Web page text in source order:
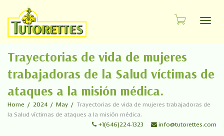
Trayectorias de vida de mujeres
trabajadoras de la Salud víctimas de
ataques a la misión médica.
Home 2024 May
Trayectorias de vida de mujeres trabajadoras de
la Salud víctimas de ataques a la misión médica.
+1(646)224-1323
info@tutorettes.com